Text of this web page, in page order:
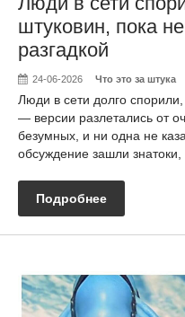
штуковин, пока
разгадкой
24-06-2026 Что это за штука
Люди в сети долго
— версии разлетались от
безумных, и ни одна не
обсуждение зашли
Подробнее